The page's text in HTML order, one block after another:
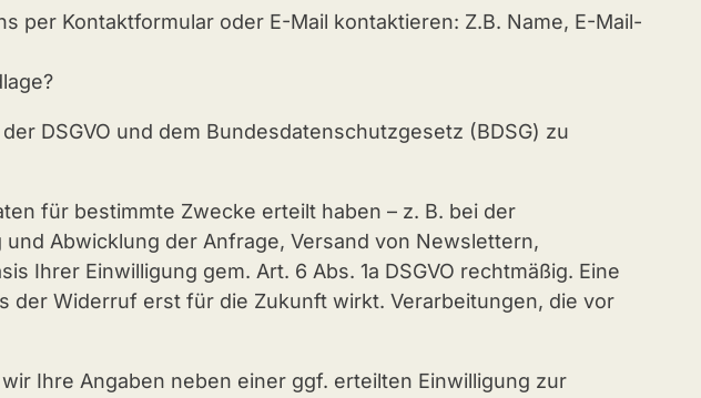
Kontaktformular oder E-Mail kontaktieren: Z.B. Name, E-Mail-
DSGVO und dem Bundesdatenschutzgesetz (BDSG) zu
für bestimmte Zwecke erteilt haben – z. B. bei der
Abwicklung der Anfrage, Versand von Newslettern,
Ihrer Einwilligung gem. Art. 6 Abs. 1a DSGVO rechtmäßig. Eine
der Widerruf erst für die Zukunft wirkt. Verarbeitungen, die vor
Ihre Angaben neben einer ggf. erteilten Einwilligung zur